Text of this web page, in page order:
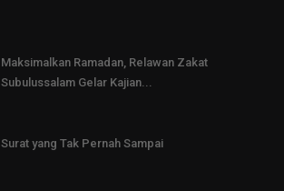
Maksimalkan Ramadan, Relawan Zakat
Subulussalam Gelar Kajian...
Surat yang Tak Pernah Sampai